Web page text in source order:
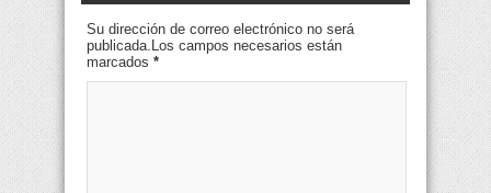
Su dirección de correo electrónico no será
publicada.Los campos necesarios están
marcados *